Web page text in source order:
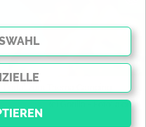
zum Thema Camping,
(c) Gorilla - Fotolia.com